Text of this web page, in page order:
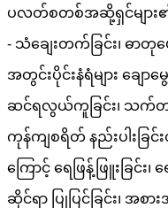
ပလတ်စတစ်အဆို့ရှင်များ၏
- သံချေးတက်ခြင်း၊ ဓာတုဗ
အတွင်းပိုင်းနံရံများ ချောမွ
ဆင်ရလွယ်ကူခြင်း၊ သက်တ
ကုန်ကျစရိတ် နည်းပါးခြ
ကြောင့် ရေဖြန့်ဖြူးခြင်း
ဆိုင်ရာ ပြုပြင်ခြင်း၊ အစာ